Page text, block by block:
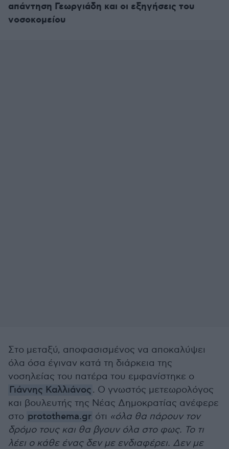
απάντηση Γεωργιάδη και οι εξηγήσεις του
νοσοκομείου
Στο μεταξύ, αποφασισμένος να αποκαλύψει
όλα όσα έγιναν κατά τη διάρκεια της
νοσηλείας του πατέρα του εμφανίστηκε ο
Γιάννης Καλλιάνος. Ο γνωστός μετεωρολόγος
και βουλευτής της Νέας Δημοκρατίας ανέφερε
στο protothema.gr ότι «όλα θα πάρουν τον
δρόμο τους και θα βγουν όλα στο φως. Το τι
λέει ο κάθε ένας δεν με ενδιαφέρει. Δεν με